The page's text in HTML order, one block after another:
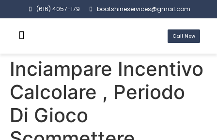
(616) 4057-179 boatshineservices@gmail.com
Call Now
Inciampare Incentivo
Calcolare , Periodo
Di Gioco